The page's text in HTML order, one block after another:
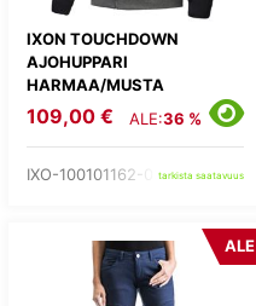
IXON TOUCHDOWN
AJOHUPPARI
HARMAA/MUSTA
109,00 € ALE:36 %
IXO-100101162-03-tarkista saatavuus
ALE